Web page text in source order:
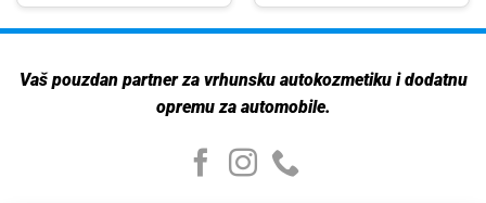
Vaš pouzdan partner za vrhunsku autokozmetiku i dodatnu
opremu za automobile.